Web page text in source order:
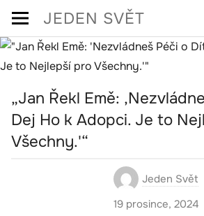
Skip
content
JEDEN SVĚT
„Jan Řekl Emě:
Dej Ho k Adopci. Je to
Všechny.'“
Jeden Svět
19 prosince, 2024